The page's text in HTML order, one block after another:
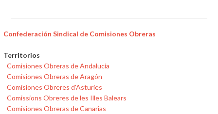
Confederación Sindical de Comisiones Obreras
Territorios
Comisiones Obreras de Andalucía
Comisiones Obreras de Aragón
Comisiones Obreres d'Asturies
Comissions Obreres de les Illes Balears
Comisiones Obreras de Canarias